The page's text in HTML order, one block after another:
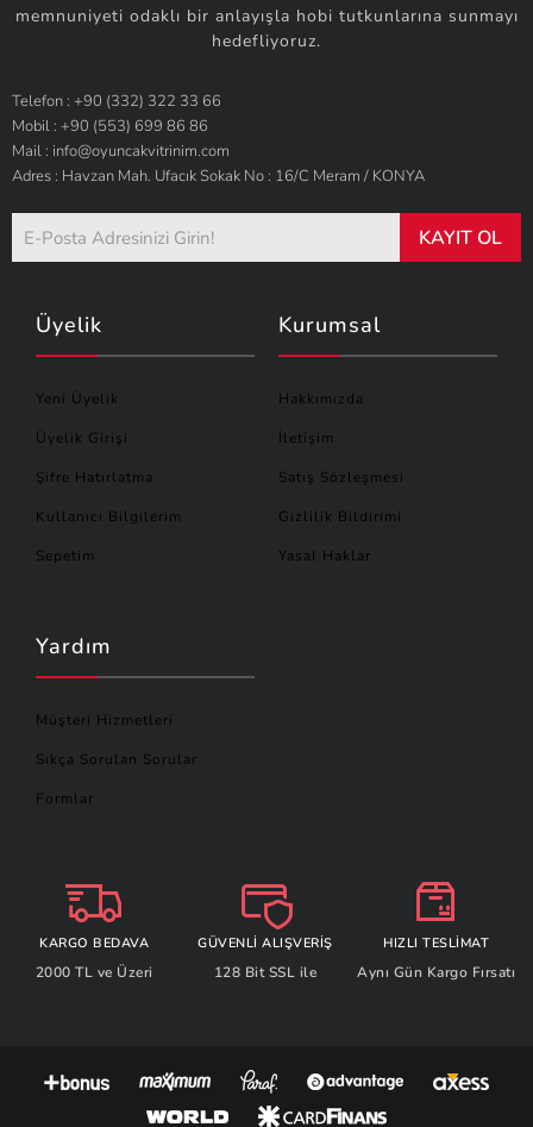
memnuniyeti odaklı bir anlayışla hobi tutkunlarına sunmayı
hedefliyoruz.
Telefon : +90 (332) 322 33 66
Mobil : +90 (553) 699 86 86
Mail : info@oyuncakvitrinim.com
Adres : Havzan Mah. Ufacık Sokak No : 16/C Meram / KONYA
KAYIT OL
Üyelik
Yeni Üyelik
Üyelik Girişi
Şifre Hatırlatma
Kullanıcı Bilgilerim
Sepetim
Kurumsal
Hakkımızda
İletişim
Satış Sözleşmesi
Gizlilik Bildirimi
Yasal Haklar
Yardım
Müşteri Hizmetleri
Sıkça Sorulan Sorular
Formlar
KARGO BEDAVA
2000 TL ve Üzeri
GÜVENLİ ALIŞVERİŞ
128 Bit SSL ile
HIZLI TESLİMAT
Aynı Gün Kargo Fırsatı